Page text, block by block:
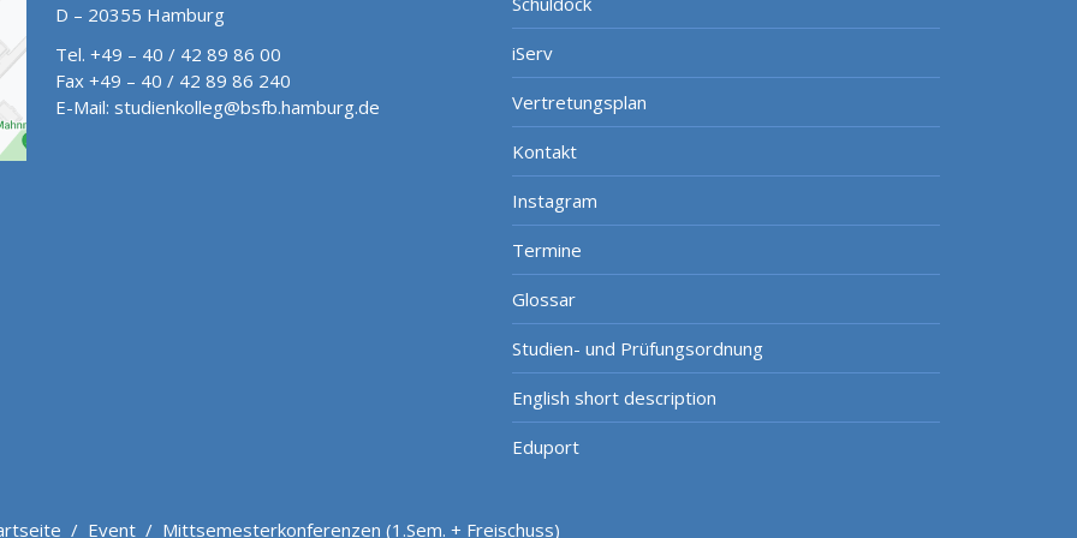
D – 20355 Hamburg
Tel. +49 – 40 / 42 89 86 00
Fax +49 – 40 / 42 89 86 240
E-Mail: studienkolleg@bsfb.hamburg.de
iServ
Vertretungsplan
Kontakt
Instagram
Termine
Glossar
Studien- und Prüfungsordnung
English short description
Eduport
/ Event / Mittsemesterkonferenzen (1.Sem. + Freischuss)